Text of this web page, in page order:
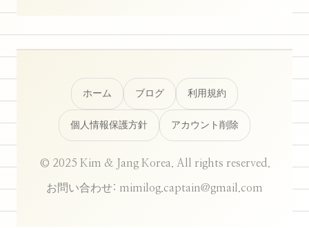
ホーム ブログ 利用規約
個人情報保護方針 アカウント削除
© 2025 Kim & Jang Korea. All rights reserved.
お問い合わせ: mimilog.captain@gmail.com